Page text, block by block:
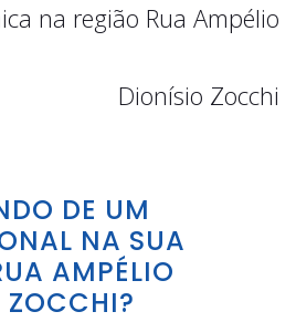
na região Rua Ampélio
Dionísio Zocchi
DE UM
NA SUA
AMPÉLIO
ZOCCHI?